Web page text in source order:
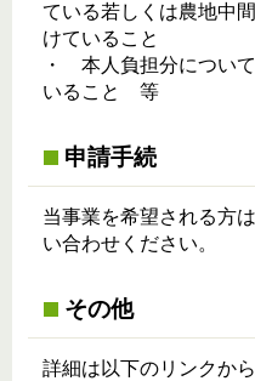
ている若しくは農地中
けていること
・ 本人負担分につい
いること 等
申請手続
当事業を希望される方
い合わせください。
その他
詳細は以下のリンクか